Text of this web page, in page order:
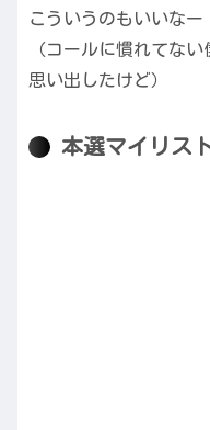
こういうのもいいなー
（コールに慣れてな
思い出したけど）
本選マイリス